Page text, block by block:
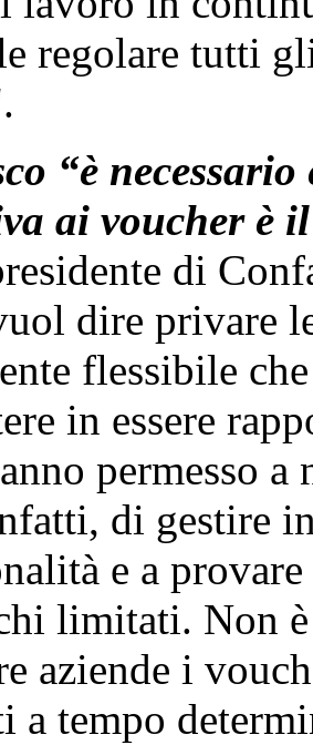
regolare tutti
“è
ai voucher è
di
dire privare
flessibile
in essere
permesso a
di gestire
e a
limitati. Non
aziende i
a tempo